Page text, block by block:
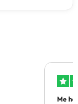
Me